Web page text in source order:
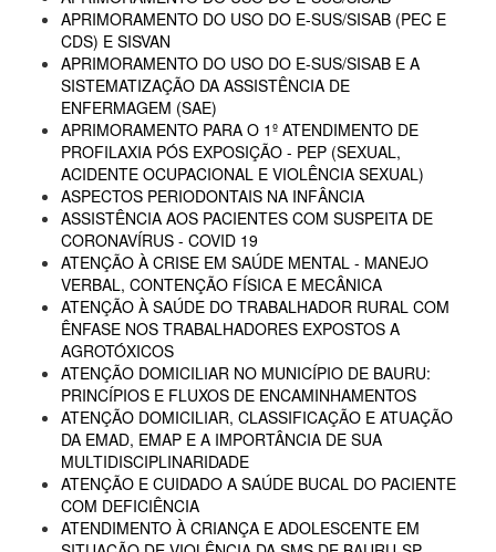
APRIMORAMENTO DO USO DO E-SUS/SISAB (PEC E
CDS) E SISVAN
APRIMORAMENTO DO USO DO E-SUS/SISAB E A
SISTEMATIZAÇÃO DA ASSISTÊNCIA DE
ENFERMAGEM (SAE)
APRIMORAMENTO PARA O 1º ATENDIMENTO DE
PROFILAXIA PÓS EXPOSIÇÃO - PEP (SEXUAL,
ACIDENTE OCUPACIONAL E VIOLÊNCIA SEXUAL)
ASPECTOS PERIODONTAIS NA INFÂNCIA
ASSISTÊNCIA AOS PACIENTES COM SUSPEITA DE
CORONAVÍRUS - COVID 19
ATENÇÃO À CRISE EM SAÚDE MENTAL - MANEJO
VERBAL, CONTENÇÃO FÍSICA E MECÂNICA
ATENÇÃO À SAÚDE DO TRABALHADOR RURAL COM
ÊNFASE NOS TRABALHADORES EXPOSTOS A
AGROTÓXICOS
ATENÇÃO DOMICILIAR NO MUNICÍPIO DE BAURU:
PRINCÍPIOS E FLUXOS DE ENCAMINHAMENTOS
ATENÇÃO DOMICILIAR, CLASSIFICAÇÃO E ATUAÇÃO
DA EMAD, EMAP E A IMPORTÂNCIA DE SUA
MULTIDISCIPLINARIDADE
ATENÇÃO E CUIDADO A SAÚDE BUCAL DO PACIENTE
COM DEFICIÊNCIA
ATENDIMENTO À CRIANÇA E ADOLESCENTE EM